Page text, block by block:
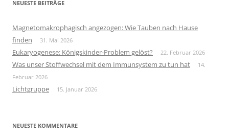
NEUESTE BEITRÄGE
Magnetomakrophagisch angezogen: Wie Tauben nach Hause
finden
31. Mai 2026
Eukaryogenese: Königskinder-Problem gelöst? 22. Februar 2026
Was unser Stoffwechsel mit dem Immunsystem zu tun hat
14.
Februar 2026
Lichtgruppe 15. Januar 2026
NEUESTE KOMMENTARE